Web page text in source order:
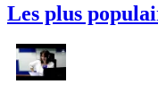
Les plus